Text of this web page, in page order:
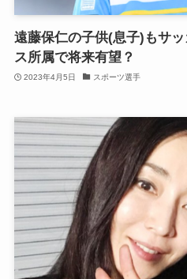
遠藤保仁の子供(息子)もサ
ス所属で将来有望？
2023年4月5日 スポーツ選手